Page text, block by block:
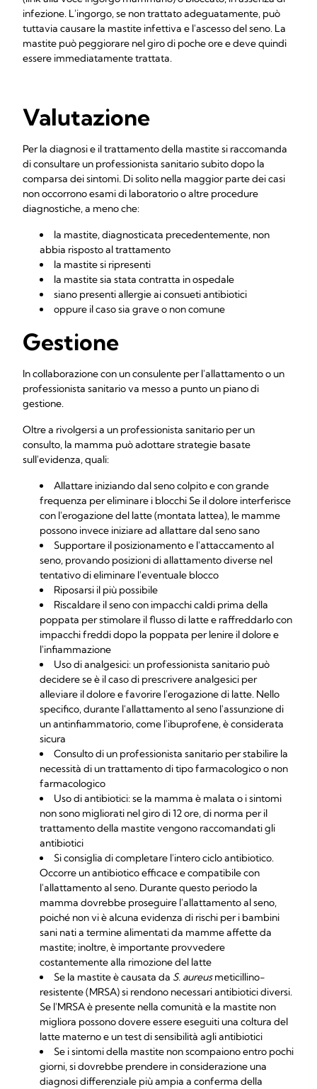
infezione. L'ingorgo, se non trattato adeguatamente, può
tuttavia causare la mastite infettiva e l'ascesso del seno. La
mastite può peggiorare nel giro di poche ore e deve quindi
essere immediatamente trattata.
Valutazione
Per la diagnosi e il trattamento della mastite si raccomanda
di consultare un professionista sanitario subito dopo la
comparsa dei sintomi. Di solito nella maggior parte dei casi
non occorrono esami di laboratorio o altre procedure
diagnostiche, a meno che:
la mastite, diagnosticata precedentemente, non
abbia risposto al trattamento
la mastite si ripresenti
la mastite sia stata contratta in ospedale
siano presenti allergie ai consueti antibiotici
oppure il caso sia grave o non comune
Gestione
In collaborazione con un consulente per l'allattamento o un
professionista sanitario va messo a punto un piano di
gestione.
Oltre a rivolgersi a un professionista sanitario per un
consulto, la mamma può adottare strategie basate
sull'evidenza, quali:
Allattare iniziando dal seno colpito e con grande
frequenza per eliminare i blocchi Se il dolore interferisce
con l'erogazione del latte (montata lattea), le mamme
possono invece iniziare ad allattare dal seno sano
Supportare il posizionamento e l'attaccamento al
seno, provando posizioni di allattamento diverse nel
tentativo di eliminare l'eventuale blocco
Riposarsi il più possibile
Riscaldare il seno con impacchi caldi prima della
poppata per stimolare il flusso di latte e raffreddarlo con
impacchi freddi dopo la poppata per lenire il dolore e
l'infiammazione
Uso di analgesici: un professionista sanitario può
decidere se è il caso di prescrivere analgesici per
alleviare il dolore e favorire l'erogazione di latte. Nello
specifico, durante l'allattamento al seno l'assunzione di
un antinfiammatorio, come l'ibuprofene, è considerata
sicura
Consulto di un professionista sanitario per stabilire la
necessità di un trattamento di tipo farmacologico o non
farmacologico
Uso di antibiotici: se la mamma è malata o i sintomi
non sono migliorati nel giro di 12 ore, di norma per il
trattamento della mastite vengono raccomandati gli
antibiotici
Si consiglia di completare l'intero ciclo antibiotico.
Occorre un antibiotico efficace e compatibile con
l'allattamento al seno. Durante questo periodo la
mamma dovrebbe proseguire l'allattamento al seno,
poiché non vi è alcuna evidenza di rischi per i bambini
sani nati a termine alimentati da mamme affette da
mastite; inoltre, è importante provvedere
costantemente alla rimozione del latte
Se la mastite è causata da S. aureusmeticillino-
resistente (MRSA) si rendono necessari antibiotici diversi.
Se l'MRSA è presente nella comunità e la mastite non
migliora possono dovere essere eseguiti una coltura del
latte materno e un test di sensibilità agli antibiotici
Se i sintomi della mastite non scompaiono entro pochi
giorni, si dovrebbe prendere in considerazione una
diagnosi differenziale più ampia a conferma della